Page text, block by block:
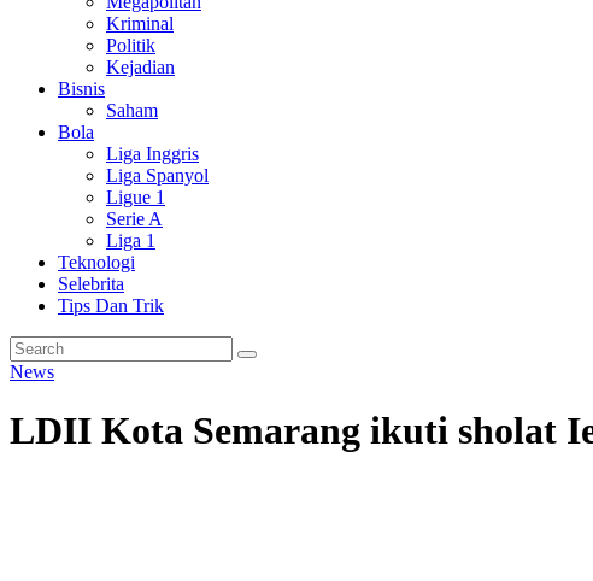
Kriminal
Politik
Kejadian
Bisnis
Saham
Bola
Liga Inggris
Liga Spanyol
Ligue 1
Serie A
Liga 1
Teknologi
Selebrita
Tips Dan Trik
News
LDII Kota Semarang ikuti sholat